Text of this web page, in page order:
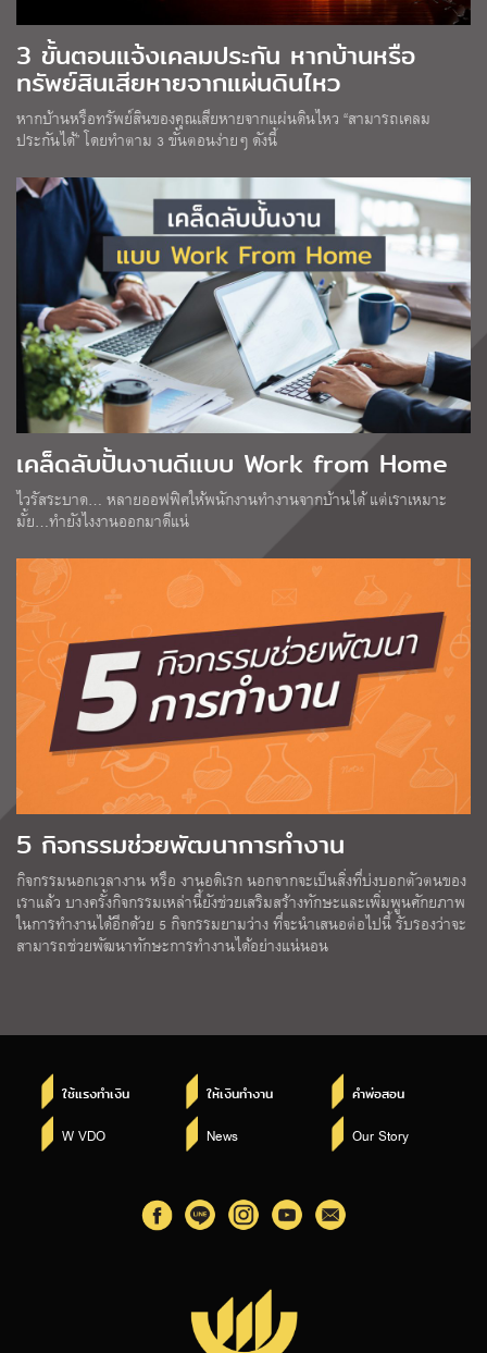
3 ขั้นตอนแจ้งเคลมประกัน หากบ้านหรือ
ทรัพย์สินเสียหายจากแผ่นดินไหว
หากบ้านหรือทรัพย์สินของคุณเสียหายจากแผ่นดินไหว “สามารถเคลม
ประกันได้” โดยทำตาม 3 ขั้นตอนง่ายๆ ดังนี้
เคล็ดลับปั้นงานดีแบบ Work from Home
ไวรัสระบาด… หลายออฟฟิศให้พนักงานทำงานจากบ้านได้ แต่เราเหมาะ
มั้ย…ทำยังไงงานออกมาดีแน่
5 กิจกรรมช่วยพัฒนาการทำงาน
กิจกรรมนอกเวลางาน หรือ งานอดิเรก นอกจากจะเป็นสิ่งที่บ่งบอกตัวตนของ
เราแล้ว บางครั้งกิจกรรมเหล่านี้ยังช่วยเสริมสร้างทักษะและเพิ่มพูนศักยภาพ
ในการทำงานได้อีกด้วย 5 กิจกรรมยามว่าง ที่จะนำเสนอต่อไปนี้ รับรองว่าจะ
สามารถช่วยพัฒนาทักษะการทำงานได้อย่างแน่นอน
ใช้แรงทำเงิน ให้เงินทำงาน คำพ่อสอน
W VDO News Our Story